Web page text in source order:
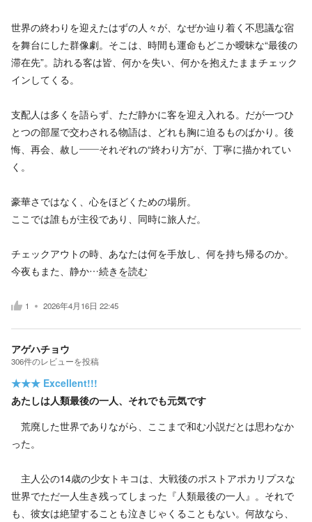
世界の終わりを迎えたはずの人々が、なぜか辿り着く不思議な宿
を舞台にした群像劇。そこは、時間も運命もどこか曖昧な“最後の
滞在先”。訪れる客は皆、何かを失い、何かを抱えたままチェック
インしてくる。
支配人は多くを語らず、ただ静かに客を迎え入れる。だが一つひ
とつの部屋で交わされる物語は、どれも胸に迫るものばかり。後
悔、再会、赦し——それぞれの“終わり方”が、丁寧に描かれてい
く。
豪華さではなく、心をほどくための場所。
ここでは誰もが主役であり、同時に旅人だ。
チェックアウトの時、あなたは何を手放し、何を持ち帰るのか。
今夜もまた、静か…続きを読む
1 2026年4月16日 22:45
アゲハチョウ
306件のレビューを投稿
★★★ Excellent!!!
あたしは人類最後の一人、それでも元気です
荒廃した世界でありながら、ここまで和む小説だとは思わなか
った。
主人公の14歳の少女トキコは、大戦後のポストアポカリプスな
世界でただ一人生き残ってしまった『人類最後の一人』。それで
も、彼女は絶望することも泣きじゃくることもない。何故なら、